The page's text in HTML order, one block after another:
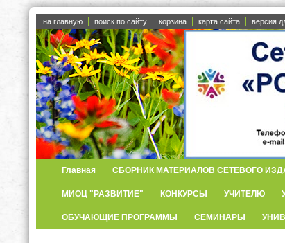
на главную поиск по сайту корзина карта сайта версия
Главная СБОРНИК МАТЕРИАЛОВ СЕТЕВОГО
МИОЦ "РАЗВИТИЕ" КОНКУРСЫ УЧИТЕЛЮ
ОБУЧАЮЩИЕ ПРОГРАММЫ СЕМИНАРЫ